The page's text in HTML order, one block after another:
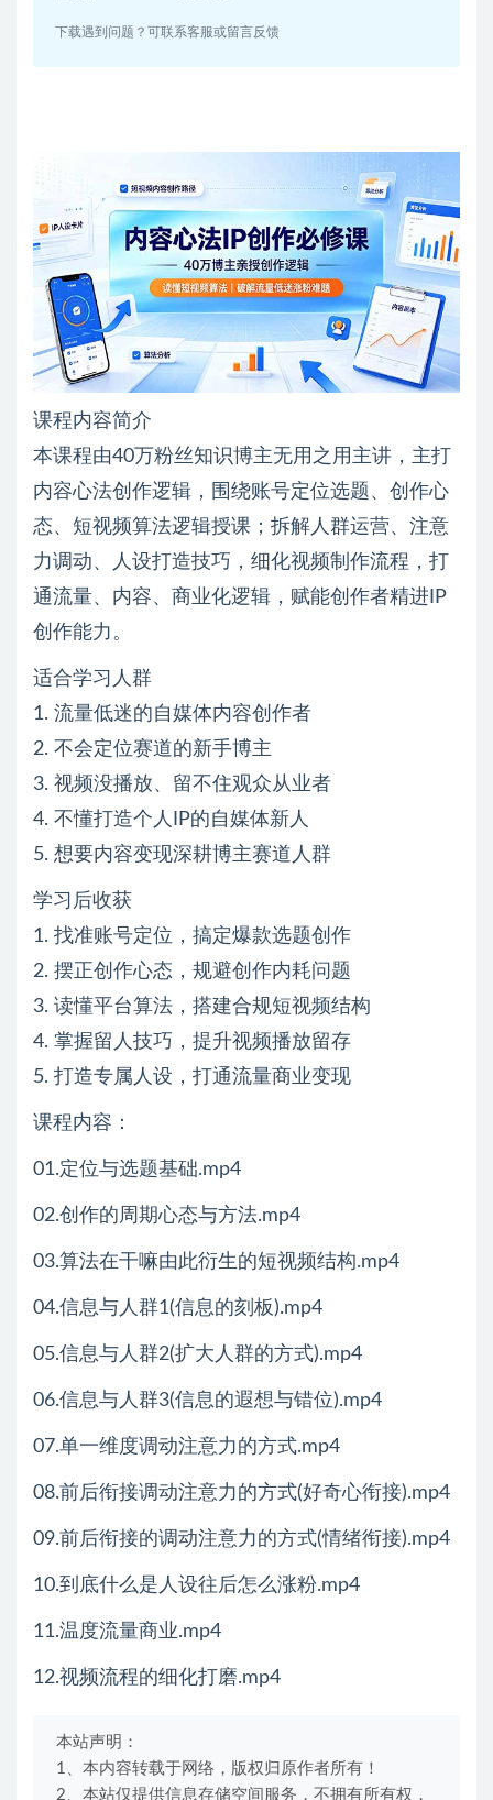
下载遇到问题？可联系客服或留言反馈
课程内容简介
本课程由40万粉丝知识博主无用之用主讲，主打
内容心法创作逻辑，围绕账号定位选题、创作心
态、短视频算法逻辑授课；拆解人群运营、注意
力调动、人设打造技巧，细化视频制作流程，打
通流量、内容、商业化逻辑，赋能创作者精进IP
创作能力。
适合学习人群
1. 流量低迷的自媒体内容创作者
2. 不会定位赛道的新手博主
3. 视频没播放、留不住观众从业者
4. 不懂打造个人IP的自媒体新人
5. 想要内容变现深耕博主赛道人群
学习后收获
1. 找准账号定位，搞定爆款选题创作
2. 摆正创作心态，规避创作内耗问题
3. 读懂平台算法，搭建合规短视频结构
4. 掌握留人技巧，提升视频播放留存
5. 打造专属人设，打通流量商业变现
课程内容：
01.定位与选题基础.mp4
02.创作的周期心态与方法.mp4
03.算法在干嘛由此衍生的短视频结构.mp4
04.信息与人群1(信息的刻板).mp4
05.信息与人群2(扩大人群的方式).mp4
06.信息与人群3(信息的遐想与错位).mp4
07.单一维度调动注意力的方式.mp4
08.前后衔接调动注意力的方式(好奇心衔接).mp4
09.前后衔接的调动注意力的方式(情绪衔接).mp4
10.到底什么是人设往后怎么涨粉.mp4
11.温度流量商业.mp4
12.视频流程的细化打磨.mp4
本站声明：
1、本内容转载于网络，版权归原作者所有！
2、本站仅提供信息存储空间服务，不拥有所有权，